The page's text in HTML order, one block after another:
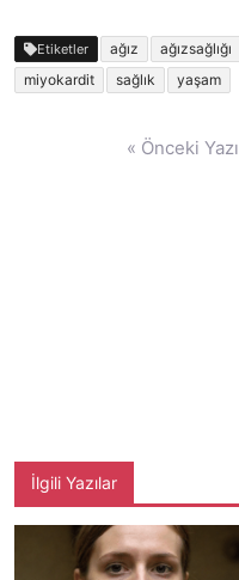
Etiketler ağız ağızsağlığı
miyokardit
sağlık yaşam
« Önceki Yazı
İlgili Yazılar